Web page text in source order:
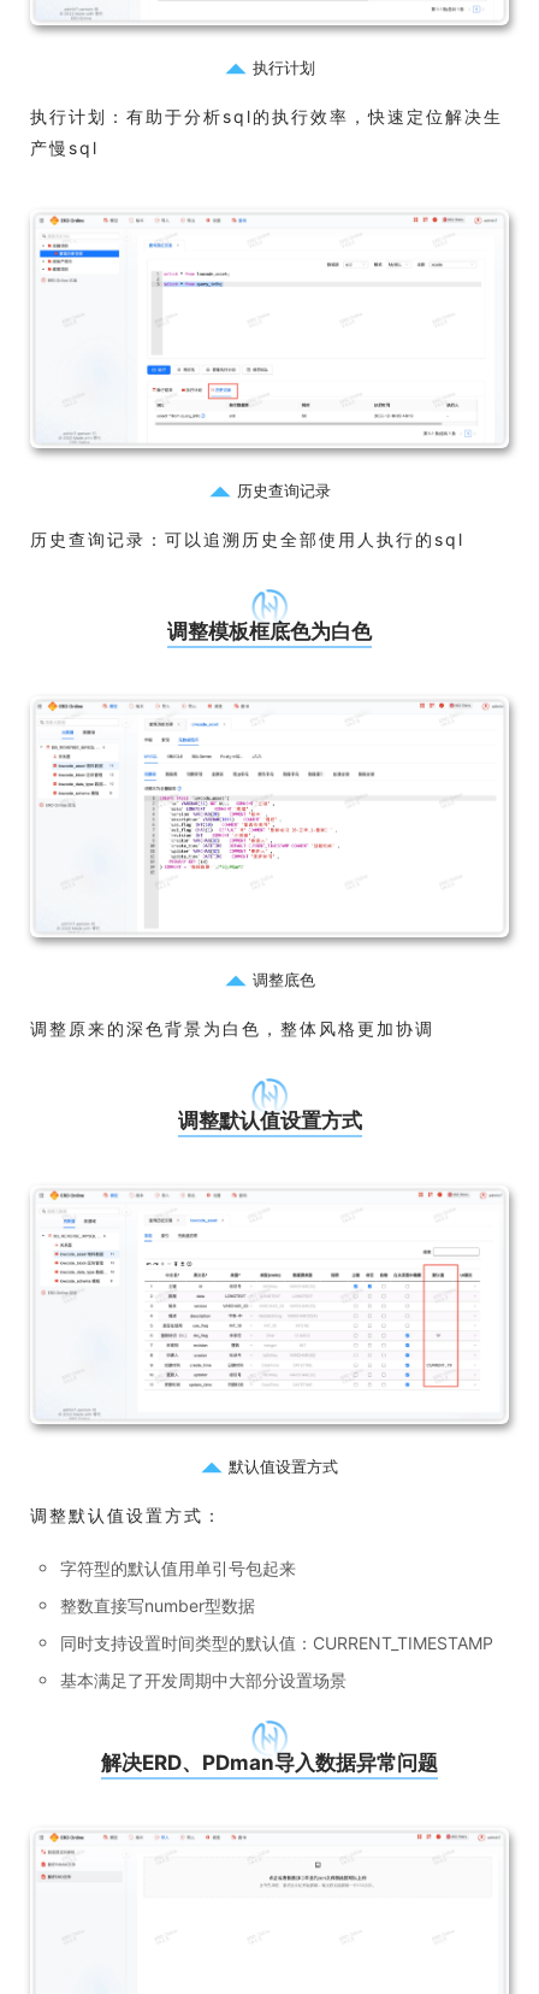
执行计划
执行计划：有助于分析sql的执行效率，快速定位解决生
产慢sql
历史查询记录
历史查询记录：可以追溯历史全部使用人执行的sql
调整模板框底色为白色
调整底色
调整原来的深色背景为白色，整体风格更加协调
调整默认值设置方式
默认值设置方式
调整默认值设置方式：
字符型的默认值用单引号包起来
整数直接写number型数据
同时支持设置时间类型的默认值：CURRENT_TIMESTAMP
基本满足了开发周期中大部分设置场景
解决ERD、PDman导入数据异常问题